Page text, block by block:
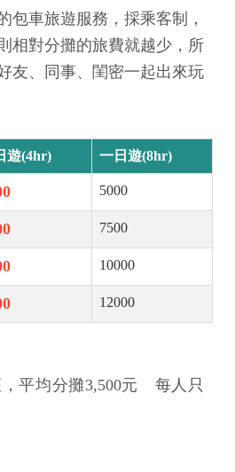
包車旅遊服務，採乘客制，
相對分攤的旅費就越少，所
友、同事、閨密一起出來玩
遊(4hr) 一日遊(8hr)
5000
7500
10000
12000
平均分攤3,500元 每人只